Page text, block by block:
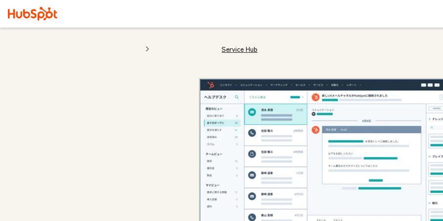
Service Hub